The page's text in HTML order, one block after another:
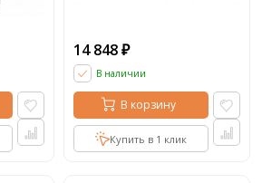
14 848 ₽
В наличии
В корзину
Купить в 1 клик